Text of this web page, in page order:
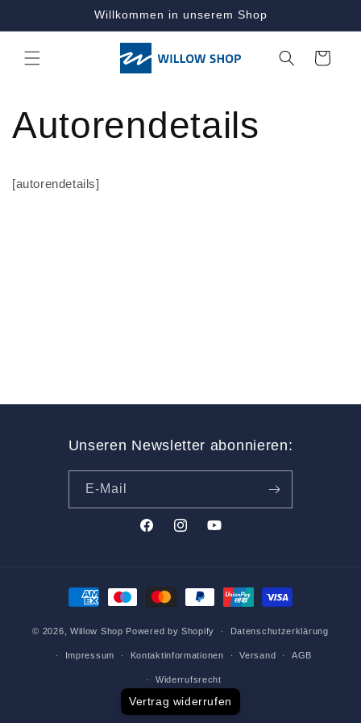
Inhalt
Willkommen in unserem Shop
Warenkorb
Autorendetails
[autorendetails]
Unseren Newsletter abonnieren:
E-Mail
FacebookInstagramYouTube
Zahlungsmethoden
© 2026, Willow Shop Powered by Shopify Datenschutzerklärung
Impressum Kontaktinformationen Versand AGB
Widerrufsrecht
Vertrag widerrufen